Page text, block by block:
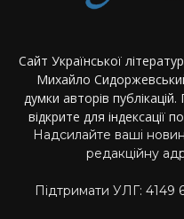
Сайт Української
Михайло
думки авторів
відкрите для індексації
Надсилайте ваші
редакційну
Підтримати УЛГ: 4149